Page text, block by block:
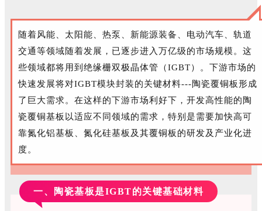
随着风能、太阳能、热泵、新能源装备、电动汽车、轨道
交通等领域随着发展，已逐步进入万亿级的市场规模。这
些领域都将用到绝缘栅双极晶体管（IGBT）。下游市场的
快速发展将对IGBT模块封装的关键材料---陶瓷覆铜板形成
了巨大需求。在这样的下游市场利好下，开发高性能的陶
瓷覆铜基板以适应不同领域的需求，特别是需要加快高可
靠氮化铝基板、氮化硅基板及其覆铜板的研发及产业化进
度。
一、陶瓷基板是IGBT的关键基础材料